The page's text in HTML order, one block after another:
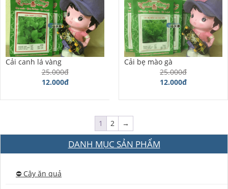
Cải canh lá vàng
25.000đ
12.000đ
Cải bẹ mào gà
25.000đ
12.000đ
1 2 →
DANH MỤC SẢN PHẨM
⛔️ Cây ăn quả